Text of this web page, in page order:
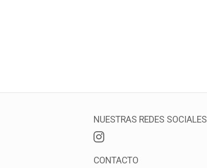
NUESTRAS REDES SOCIALES
CONTACTO